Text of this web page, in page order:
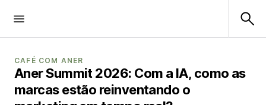
CAFÉ COM ANER
Aner Summit 2026: Com a IA, como as
marcas estão reinventando o